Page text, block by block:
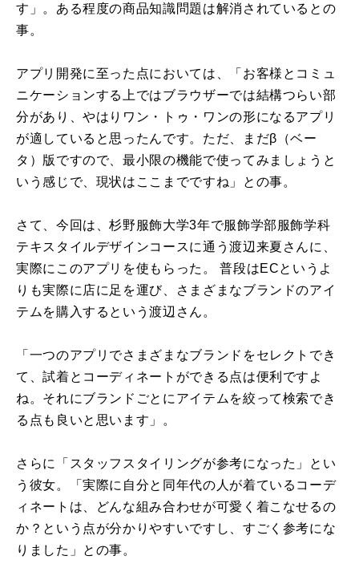
す」。ある程度の商品知識問題は解消されているとの
事。
アプリ開発に至った点においては、「お客様とコミュ
ニケーションする上ではブラウザーでは結構つらい部
分があり、やはりワン・トゥ・ワンの形になるアプリ
が適していると思ったんです。ただ、まだβ（ベー
タ）版ですので、最小限の機能で使ってみましょうと
いう感じで、現状はここまでですね」との事。
さて、今回は、杉野服飾大学3年で服飾学部服飾学科
テキスタイルデザインコースに通う渡辺来夏さんに、
実際にこのアプリを使もらった。 普段はECというよ
りも実際に店に足を運び、さまざまなブランドのアイ
テムを購入するという渡辺さん。
「一つのアプリでさまざまなブランドをセレクトでき
て、試着とコーディネートができる点は便利ですよ
ね。それにブランドごとにアイテムを絞って検索でき
る点も良いと思います」。
さらに「スタッフスタイリングが参考になった」とい
う彼女。「実際に自分と同年代の人が着ているコーデ
ィネートは、どんな組み合わせが可愛く着こなせるの
か？という点が分かりやすいですし、すごく参考にな
りました」との事。